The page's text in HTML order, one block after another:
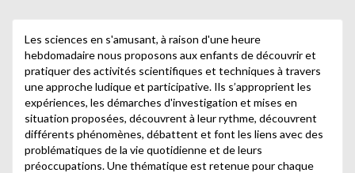
Les sciences en s'amusant, à raison d'une heure
hebdomadaire nous proposons aux enfants de découvrir et
pratiquer des activités scientifiques et techniques à travers
une approche ludique et participative. Ils s’approprient les
expériences, les démarches d'investigation et mises en
situation proposées, découvrent à leur rythme, découvrent
différents phénomènes, débattent et font les liens avec des
problématiques de la vie quotidienne et de leurs
préoccupations. Une thématique est retenue pour chaque